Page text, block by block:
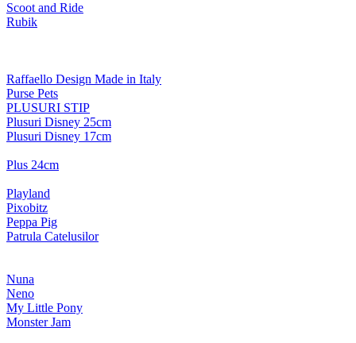
Scoot and Ride
Rubik
Raffaello Design Made in Italy
Purse Pets
PLUSURI STIP
Plusuri Disney 25cm
Plusuri Disney 17cm
Plus 24cm
Playland
Pixobitz
Peppa Pig
Patrula Catelusilor
Nuna
Neno
My Little Pony
Monster Jam